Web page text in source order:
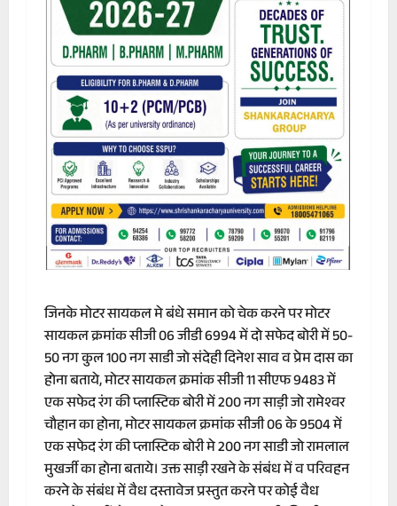
जिनके मोटर सायकल मे बंधे समान को चेक करने पर मोटर
सायकल क्रमांक सीजी 06 जीडी 6994 में दो सफेद बोरी में 50-
50 नग कुल 100 नग साडी जो संदेही दिनेश साव व प्रेम दास का
होना बताये, मोटर सायकल क्रमांक सीजी 11 सीएफ 9483 में
एक सफेद रंग की प्लास्टिक बोरी में 200 नग साड़ी जो रामेश्वर
चौहान का होना, मोटर सायकल क्रमांक सीजी 06 के 9504 में
एक सफेद रंग की प्लास्टिक बोरी मे 200 नग साडी जो रामलाल
मुखर्जी का होना बताये। उक्त साड़ी रखने के संबंध में व परिवहन
करने के संबंध में वैध दस्तावेज प्रस्तुत करने पर कोई वैध